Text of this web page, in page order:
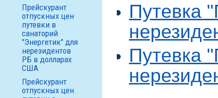
Прейскурант
отпускных цен
путевки в
санаторий
"Энергетик" для
нерезидентов
РБ в долларах
США
Прейскурант
отпускных цен
Путевка
Путевка